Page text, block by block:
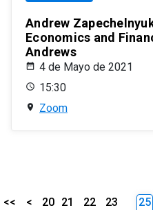
Andrew
Economics and
Andrews
4 de Mayo de 2021
15:30
Zoom
<< < 20 21 22
23
25